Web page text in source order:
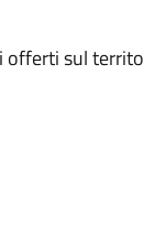
sul